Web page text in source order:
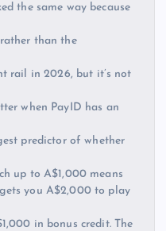
the same way because
than the
rail in 2026, but it’s not
when PayID has an
predictor of whether
up to A$1,000 means
you A$2,000 to play
in bonus credit. The